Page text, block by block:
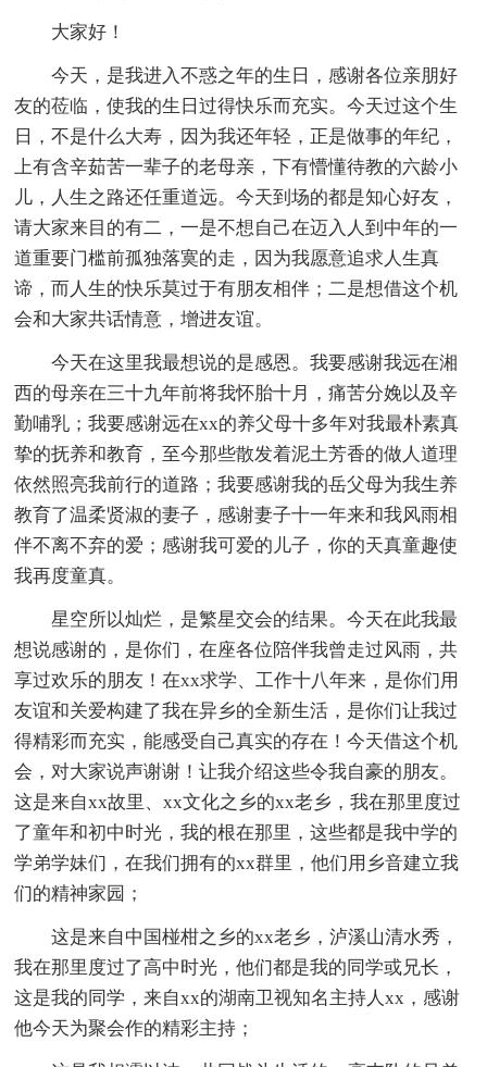
大家好！
今天，是我进入不惑之年的生日，感谢各位亲朋好
友的莅临，使我的生日过得快乐而充实。今天过这个生
日，不是什么大寿，因为我还年轻，正是做事的年纪，
上有含辛茹苦一辈子的老母亲，下有懵懂待教的六龄小
儿，人生之路还任重道远。今天到场的都是知心好友，
请大家来目的有二，一是不想自己在迈入人到中年的一
道重要门槛前孤独落寞的走，因为我愿意追求人生真
谛，而人生的快乐莫过于有朋友相伴；二是想借这个机
会和大家共话情意，增进友谊。
今天在这里我最想说的是感恩。我要感谢我远在湘
西的母亲在三十九年前将我怀胎十月，痛苦分娩以及辛
勤哺乳；我要感谢远在xx的养父母十多年对我最朴素真
挚的抚养和教育，至今那些散发着泥土芳香的做人道理
依然照亮我前行的道路；我要感谢我的岳父母为我生养
教育了温柔贤淑的妻子，感谢妻子十一年来和我风雨相
伴不离不弃的爱；感谢我可爱的儿子，你的天真童趣使
我再度童真。
星空所以灿烂，是繁星交会的结果。今天在此我最
想说感谢的，是你们，在座各位陪伴我曾走过风雨，共
享过欢乐的朋友！在xx求学、工作十八年来，是你们用
友谊和关爱构建了我在异乡的全新生活，是你们让我过
得精彩而充实，能感受自己真实的存在！今天借这个机
会，对大家说声谢谢！让我介绍这些令我自豪的朋友。
这是来自xx故里、xx文化之乡的xx老乡，我在那里度过
了童年和初中时光，我的根在那里，这些都是我中学的
学弟学妹们，在我们拥有的xx群里，他们用乡音建立我
们的精神家园；
这是来自中国椪柑之乡的xx老乡，泸溪山清水秀，
我在那里度过了高中时光，他们都是我的同学或兄长，
这是我的同学，来自xx的湖南卫视知名主持人xx，感谢
他今天为聚会作的精彩主持；